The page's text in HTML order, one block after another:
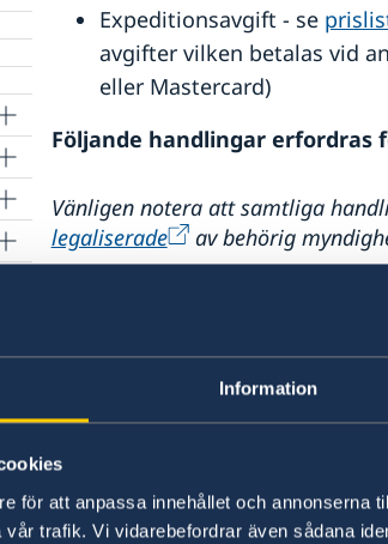
Information
för att anpassa innehållet och annonserna
trafik. Vi vidarebefordrar även sådana
Expeditionsavgift - se
avgifter vilken betalas vid
eller Mastercard)
Följande handlingar erfordras
Vänligen notera att samtliga
legaliserade
av behörig
Tidigare pass, oavsett om
Om passet är stulet/
Om du inte kan uppvisa
annat/sydafrikanskt pass
identitet. Den äldre, gröna
som giltig identifikation.